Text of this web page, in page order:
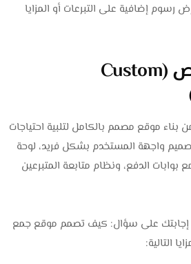
إضافية على التبرعات أو المزايا
التطوير المخصص (Custom
موقع مصمم بالكامل لتلبية احتياجات
واجهة المستخدم بشكل فريد، لوحة
بوابات الدفع، ونظام متابعة المتبرعين
إجابتك على سؤال: كيف تصمم موقع جمع
التالية: